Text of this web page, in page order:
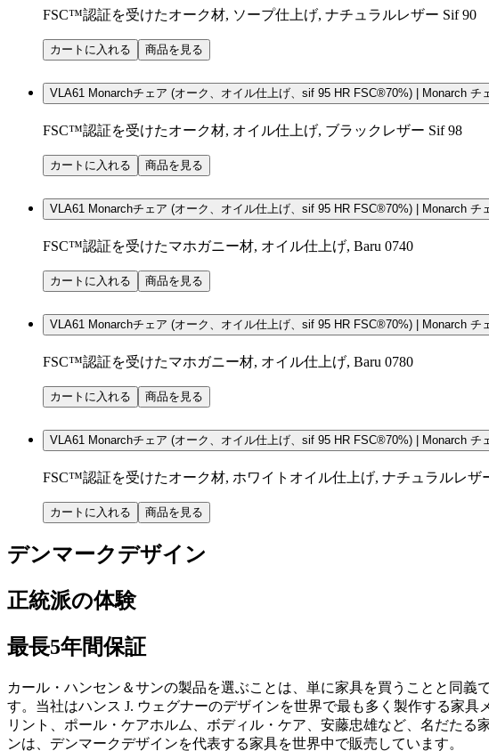
FSC™認証を受けたオーク材, ソープ仕上げ, ナチュラルレザー Sif 90
カートに入れる 商品を見る
VLA61 Monarchチェア (オーク、オイル仕上げ、sif 95 HR FSC®70%) | Monarch チ
FSC™認証を受けたオーク材, オイル仕上げ, ブラックレザー Sif 98
カートに入れる 商品を見る
VLA61 Monarchチェア (オーク、オイル仕上げ、sif 95 HR FSC®70%) | Monarch チ
FSC™認証を受けたマホガニー材, オイル仕上げ, Baru 0740
カートに入れる 商品を見る
VLA61 Monarchチェア (オーク、オイル仕上げ、sif 95 HR FSC®70%) | Monarch チ
FSC™認証を受けたマホガニー材, オイル仕上げ, Baru 0780
カートに入れる 商品を見る
VLA61 Monarchチェア (オーク、オイル仕上げ、sif 95 HR FSC®70%) | Monarch チ
FSC™認証を受けたオーク材, ホワイトオイル仕上げ, ナチュラルレザ
カートに入れる 商品を見る
デンマークデザイン
正統派の体験
最長5年間保証
カール・ハンセン＆サンの製品を選ぶことは、単に家具を買うことと同
す。当社はハンス J. ウェグナーのデザインを世界で最も多く製作する家
リント、ポール・ケアホルム、ボディル・ケア、安藤忠雄など、名だた
ンは、デンマークデザインを代表する家具を世界中で販売しています。